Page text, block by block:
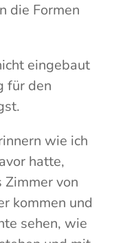
die Formen
eingebaut
für den
wie ich
hatte,
Zimmer von
kommen und
sehen, wie